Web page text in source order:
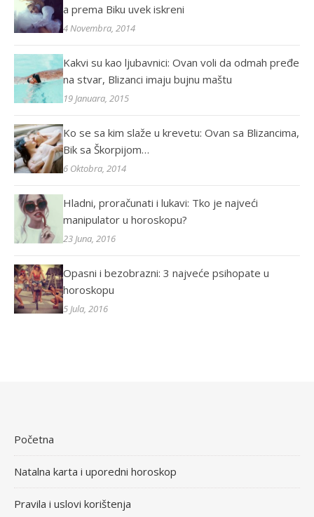
a prema Biku uvek iskreni
4 Novembra, 2014
Kakvi su kao ljubavnici: Ovan voli da odmah pređe
na stvar, Blizanci imaju bujnu maštu
19 Januara, 2015
Ko se sa kim slaže u krevetu: Ovan sa Blizancima,
Bik sa Škorpijom…
6 Oktobra, 2014
Hladni, proračunati i lukavi: Tko je najveći
manipulator u horoskopu?
23 Juna, 2016
Opasni i bezobrazni: 3 najveće psihopate u
horoskopu
5 Jula, 2016
Početna
Natalna karta i uporedni horoskop
Pravila i uslovi korištenja